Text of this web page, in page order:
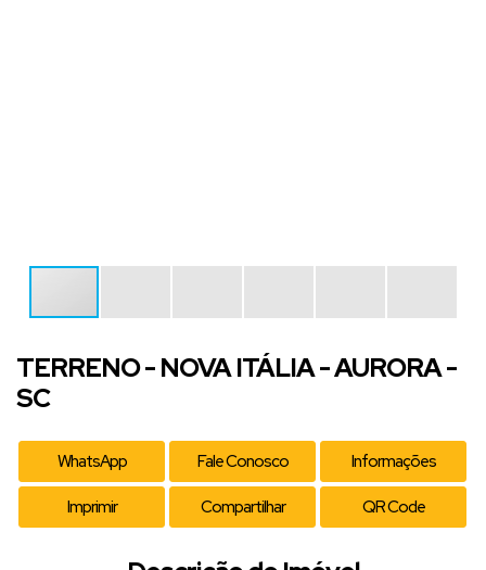
TERRENO - NOVA ITÁLIA - AURORA -
SC
WhatsApp Fale Conosco Informações
Imprimir Compartilhar QR Code